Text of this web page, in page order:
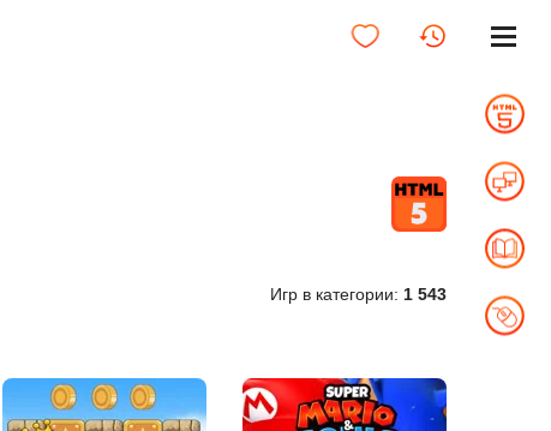
Игр в категории: 1 543